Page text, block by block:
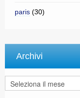
paris (30)
Archivi
Archivi